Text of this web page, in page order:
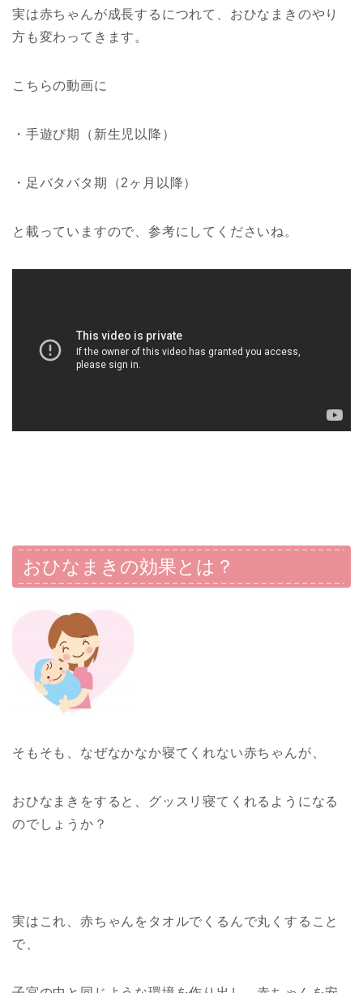
実は赤ちゃんが成長するにつれて、おひなまきのやり
方も変わってきます。
こちらの動画に
・手遊び期（新生児以降）
・足バタバタ期（2ヶ月以降）
と載っていますので、参考にしてくださいね。
おひなまきの効果とは？
そもそも、なぜなかなか寝てくれない赤ちゃんが、
おひなまきをすると、グッスリ寝てくれるようになる
のでしょうか？
実はこれ、赤ちゃんをタオルでくるんで丸くすること
で、